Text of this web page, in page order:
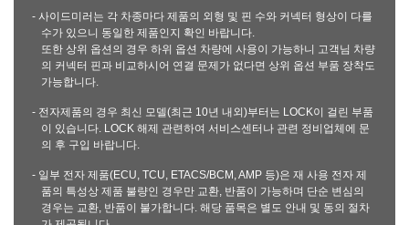
- 사이드미러는 각 차종마다 제품의 외형 및 핀 수와 커넥터 형상이 다를
수가 있으니 동일한 제품인지 확인 바랍니다.
또한 상위 옵션의 경우 하위 옵션 차량에 사용이 가능하니 고객님 차량
의 커넥터 핀과 비교하시어 연결 문제가 없다면 상위 옵션 부품 장착도
가능합니다.
- 전자제품의 경우 최신 모델(최근 10년 내외)부터는 LOCK이 걸린 부품
이 있습니다. LOCK 해제 관련하여 서비스센터나 관련 정비업체에 문
의 후 구입 바랍니다.
- 일부 전자 제품(ECU, TCU, ETACS/BCM, AMP 등)은 재 사용 전자 제
품의 특성상 제품 불량인 경우만 교환, 반품이 가능하며 단순 변심의
경우는 교환, 반품이 불가합니다. 해당 품목은 별도 안내 및 동의 절차